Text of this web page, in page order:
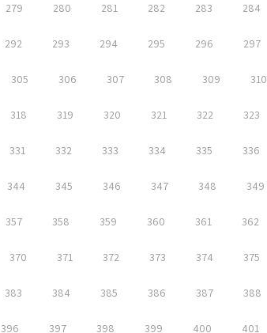
279 280 281 282 283 284
292 293 294 295 296 297
305 306 307 308 309 310
318 319 320 321 322 323
331 332 333 334 335 336
344 345 346 347 348 349
357 358 359 360 361 362
370 371 372 373 374 375
383 384 385 386 387 388
396 397 398 399 400 401